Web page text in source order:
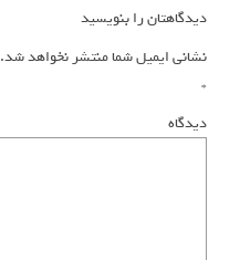
دیدگاهتان را بنویسید
نشانی ایمیل شما منتشر نخواهد شد.
*
دیدگاه